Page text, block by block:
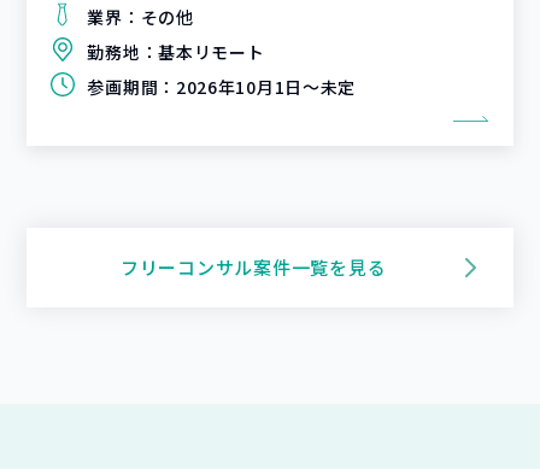
業界： その他
勤務地：基本リモート
参画期間： 2026年10月1日～未定
フリーコンサル案件一覧を見る